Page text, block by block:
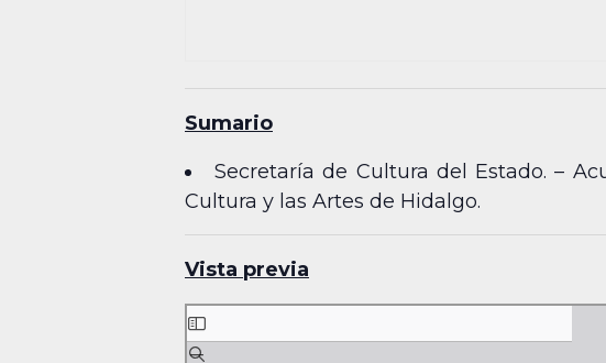
Sumario
Secretaría de Cultura del Estado. –
Cultura y las Artes de Hidalgo.
Vista previa
Skip
to